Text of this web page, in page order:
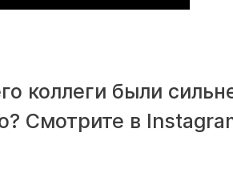
коллеги были
Смотрите в